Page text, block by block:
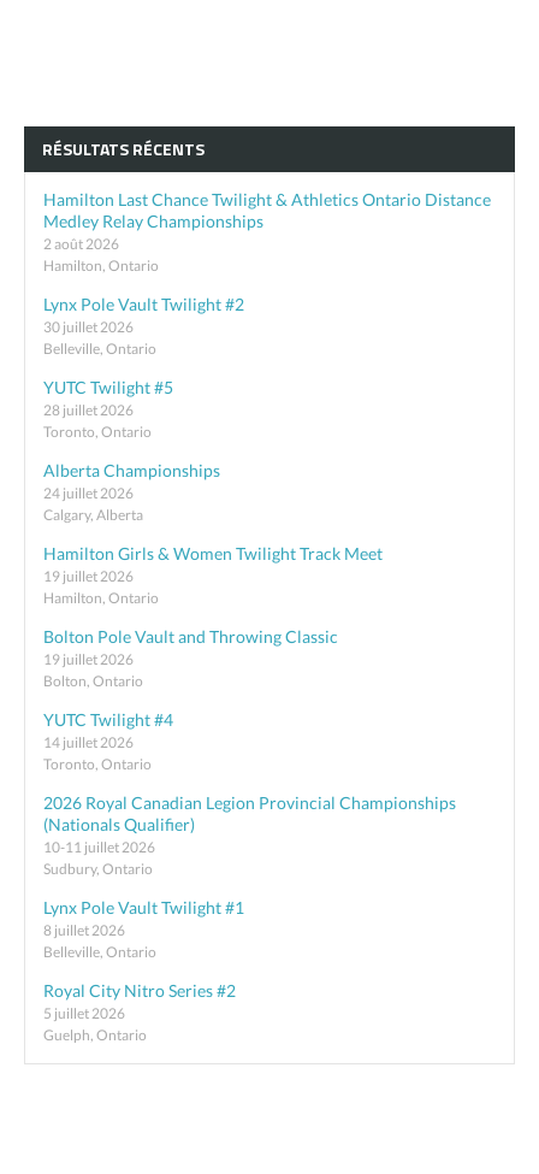
RÉSULTATS RÉCENTS
Hamilton Last Chance Twilight & Athletics Ontario Distance
Medley Relay Championships
2 août 2026
Hamilton, Ontario
Lynx Pole Vault Twilight #2
30 juillet 2026
Belleville, Ontario
YUTC Twilight #5
28 juillet 2026
Toronto, Ontario
Alberta Championships
24 juillet 2026
Calgary, Alberta
Hamilton Girls & Women Twilight Track Meet
19 juillet 2026
Hamilton, Ontario
Bolton Pole Vault and Throwing Classic
19 juillet 2026
Bolton, Ontario
YUTC Twilight #4
14 juillet 2026
Toronto, Ontario
2026 Royal Canadian Legion Provincial Championships
(Nationals Qualifier)
10-11 juillet 2026
Sudbury, Ontario
Lynx Pole Vault Twilight #1
8 juillet 2026
Belleville, Ontario
Royal City Nitro Series #2
5 juillet 2026
Guelph, Ontario